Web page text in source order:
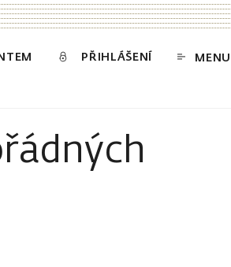
PŘIHLÁŠENÍ MENU